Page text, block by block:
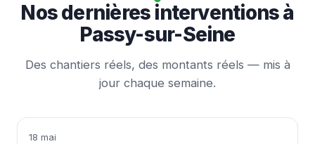
Nos dernières interventions à
Passy-sur-Seine
Des chantiers réels, des montants réels — mis à
jour chaque semaine.
18 mai